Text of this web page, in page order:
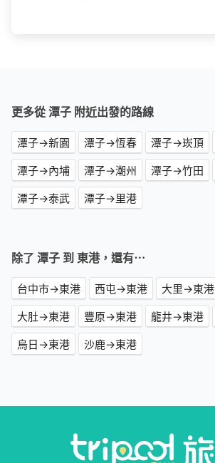
更多從 潭子 附近出發的路線
潭子→新園 潭子→恆春 潭子→崁頂
潭子→內埔
潭子→潮州 潭子→竹田
潭子→泰武
潭子→里港
除了 潭子 到 東港，還有⋯
台中市→東港 西屯→東港 大里→東港
大肚→東港
豐原→東港 龍井→東港
烏日→東港
沙鹿→東港